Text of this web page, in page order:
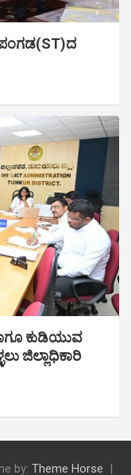
ಪಂಗಡ(ST)ದ
ಕುಡಿಯುವ
ಜಿಲ್ಲಾಧಿಕಾರಿ
by: Theme Horse